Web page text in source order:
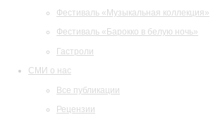
Фестиваль «Музыкальная коллекция»
Фестиваль «Барокко в белую ночь»
Гастроли
СМИ о нас
Все публикации
Рецензии